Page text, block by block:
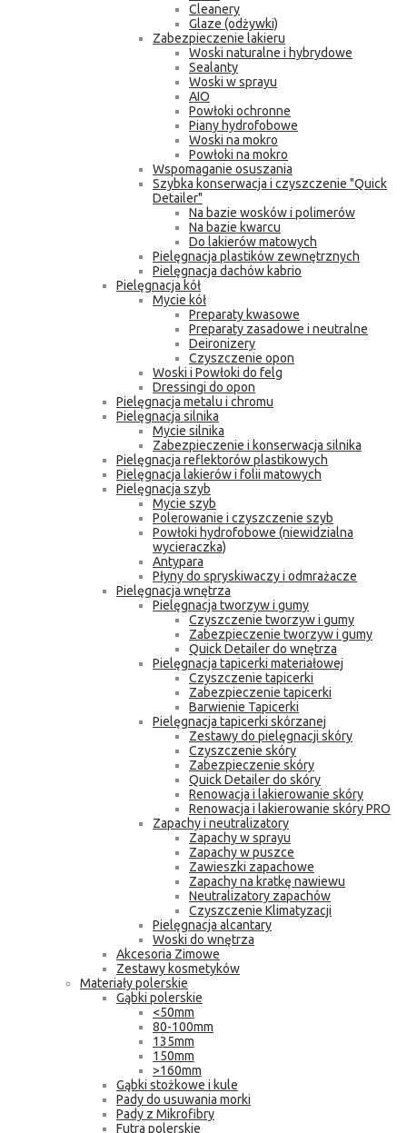
Cleanery
Glaze (odżywki)
Zabezpieczenie lakieru
Woski naturalne i hybrydowe
Sealanty
Woski w sprayu
AIO
Powłoki ochronne
Piany hydrofobowe
Woski na mokro
Powłoki na mokro
Wspomaganie osuszania
Szybka konserwacja i czyszczenie "Quick
Detailer"
Na bazie wosków i polimerów
Na bazie kwarcu
Do lakierów matowych
Pielęgnacja plastików zewnętrznych
Pielęgnacja dachów kabrio
Pielęgnacja kół
Mycie kół
Preparaty kwasowe
Preparaty zasadowe i neutralne
Deironizery
Czyszczenie opon
Woski i Powłoki do felg
Dressingi do opon
Pielęgnacja metalu i chromu
Pielęgnacja silnika
Mycie silnika
Zabezpieczenie i konserwacja silnika
Pielęgnacja reflektorów plastikowych
Pielęgnacja lakierów i folii matowych
Pielęgnacja szyb
Mycie szyb
Polerowanie i czyszczenie szyb
Powłoki hydrofobowe (niewidzialna
wycieraczka)
Antypara
Płyny do spryskiwaczy i odmrażacze
Pielęgnacja wnętrza
Pielęgnacja tworzyw i gumy
Czyszczenie tworzyw i gumy
Zabezpieczenie tworzyw i gumy
Quick Detailer do wnętrza
Pielęgnacja tapicerki materiałowej
Czyszczenie tapicerki
Zabezpieczenie tapicerki
Barwienie Tapicerki
Pielęgnacja tapicerki skórzanej
Zestawy do pielęgnacji skóry
Czyszczenie skóry
Zabezpieczenie skóry
Quick Detailer do skóry
Renowacja i lakierowanie skóry
Renowacja i lakierowanie skóry PRO
Zapachy i neutralizatory
Zapachy w sprayu
Zapachy w puszce
Zawieszki zapachowe
Zapachy na kratkę nawiewu
Neutralizatory zapachów
Czyszczenie Klimatyzacji
Pielęgnacja alcantary
Woski do wnętrza
Akcesoria Zimowe
Zestawy kosmetyków
Materiały polerskie
Gąbki polerskie
<50mm
80-100mm
135mm
150mm
>160mm
Gąbki stożkowe i kule
Pady do usuwania morki
Pady z Mikrofibry
Futra polerskie